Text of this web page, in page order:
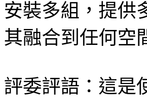
安裝多組，提供
其融合到任何空
評委評語：這是